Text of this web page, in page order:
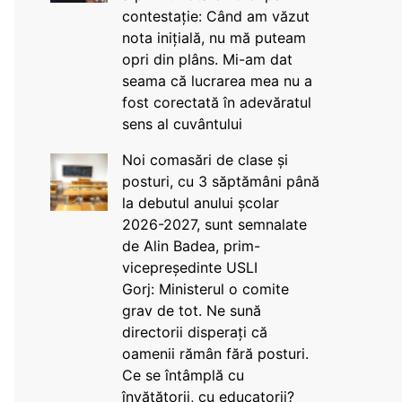
contestație: Când am văzut
nota inițială, nu mă puteam
opri din plâns. Mi-am dat
seama că lucrarea mea nu a
fost corectată în adevăratul
sens al cuvântului
Noi comasări de clase și
posturi, cu 3 săptămâni până
la debutul anului școlar
2026-2027, sunt semnalate
de Alin Badea, prim-
vicepreședinte USLI
Gorj: Ministerul o comite
grav de tot. Ne sună
directorii disperați că
oamenii rămân fără posturi.
Ce se întâmplă cu
învățătorii, cu educatorii?